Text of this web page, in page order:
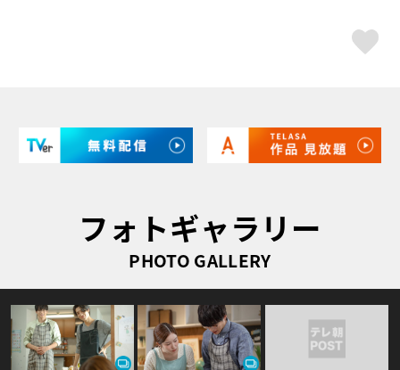
フォトギャラリー
PHOTO GALLERY